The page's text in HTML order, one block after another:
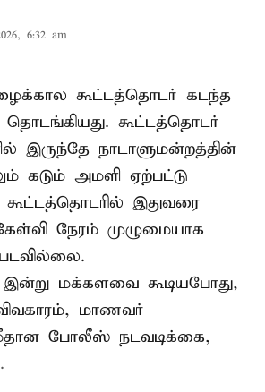
6:32 am
கூட்டத்தொடர் கடந்த
தொடங்கியது. கூட்டத்தொடர்
இருந்தே நாடாளுமன்றத்தின்
கடும் அமளி ஏற்பட்டு
கூட்டத்தொடரில் இதுவரை
நேரம் முழுமையாக
மக்களவை கூடியபோது,
மாணவர்
போலீஸ் நடவடிக்கை,